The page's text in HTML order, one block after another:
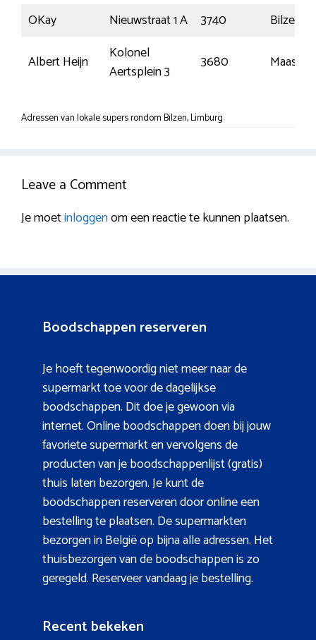
OKay
Nieuwstraat 1 A 3740
Bilzen
Albert Heijn
Kolonel
Aertsplein 3
3680 Maaseik
Adressen van lokale supers rondom Bilzen, Limburg
Leave a Comment
Je moetinloggenom een reactie te kunnen plaatsen.
Boodschappen reserveren
Je hoeft tegenwoordig niet meer naar de
supermarkt toe voor de dagelijkse
boodschappen. Dit doe je gewoon via
internet. Online boodschappen doen bij jouw
favoriete supermarkt en vervolgens de
producten van je boodschappenlijst (gratis)
thuis laten bezorgen. Je kunt de
boodschappen reserveren door online een
bestelling te plaatsen. De supermarkten
bezorgen in België op bijna alle adressen. Het
thuisbezorgen van de boodschappen is zo
geregeld. Reserveer vandaag je bestelling.
Recent bekeken